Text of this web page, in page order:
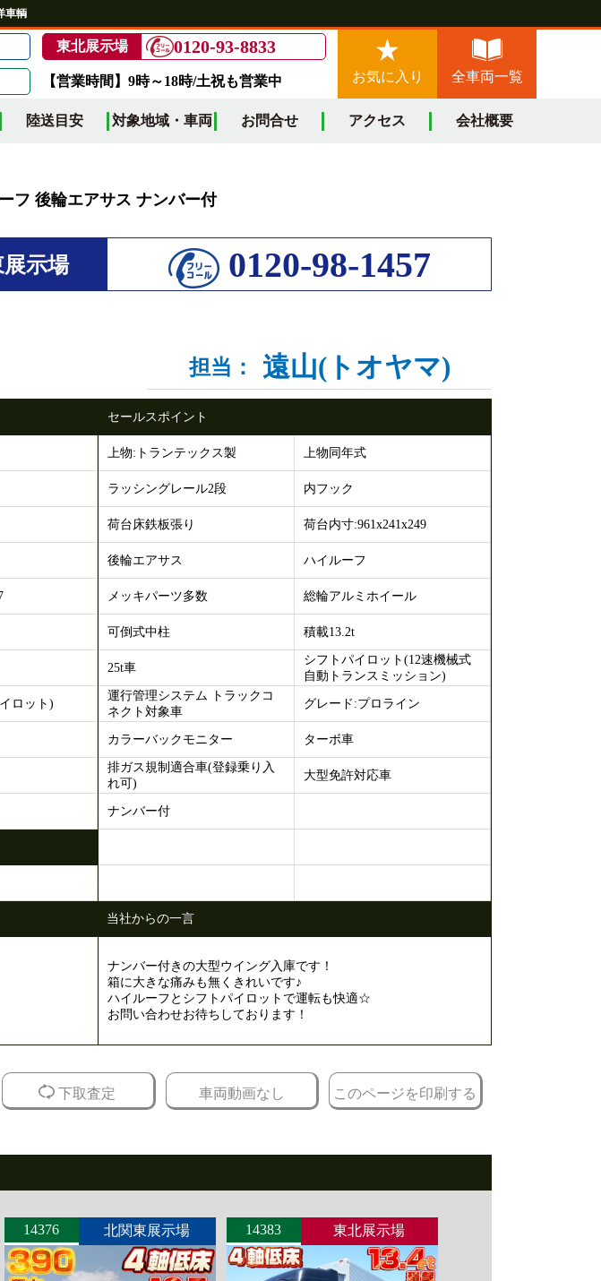
車輌
東北展示場 0120-93-8833
【営業時間】9時～18時/土祝も営業中 お気に入り 全車両一覧
陸送目安 対象地域・車両 お問合せ アクセス 会社概要
フ 後輪エアサス ナンバー付
示場 0120-98-1457
担当： 遠山(トオヤマ)
ロット)
セールスポイント
上物:トランテックス製 上物同年式
ラッシングレール2段 内フック
荷台床鉄板張り 荷台内寸:961x241x249
後輪エアサス ハイルーフ
メッキパーツ多数 総輪アルミホイール
可倒式中柱 積載13.2t
25t車
シフトパイロット(12速機械式
自動トランスミッション)
運行管理システム トラックコ
ネクト対象車
グレード:プロライン
カラーバックモニター ターボ車
排ガス規制適合車(登録乗り入
れ可)
大型免許対応車
ナンバー付
当社からの一言
ナンバー付きの大型ウイング入庫です！
箱に大きな痛みも無くきれいです♪
ハイルーフとシフトパイロットで運転も快適☆
お問い合わせお待ちしております！
下取査定 車両動画なし このページを印刷する
14376 北関東展示場 14383 東北展示場